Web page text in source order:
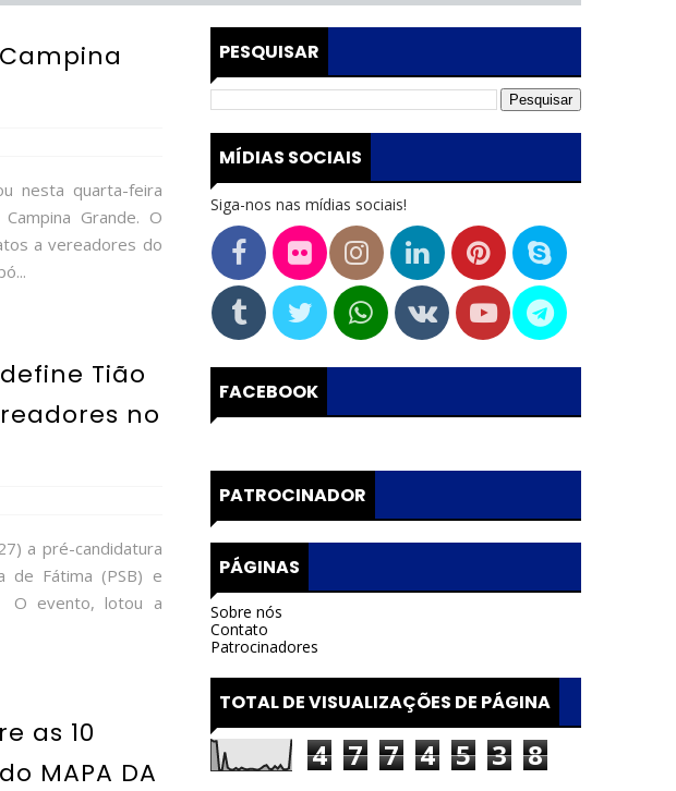
nesta quarta-feira
Grande. O
a vereadores do
Tião
no
a pré-candidatura
de Fátima (PSB) e
O evento, lotou a
as 10
MAPA DA
PESQUISAR
MÍDIAS SOCIAIS
Siga-nos nas mídias sociais!
FACEBOOK
PATROCINADOR
PÁGINAS
Sobre nós
Contato
Patrocinadores
TOTAL DE VISUALIZAÇÕES DE PÁGINA
4 7 7 4 5 3 8